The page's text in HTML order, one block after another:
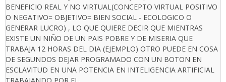
BENEFICIO REAL Y NO VIRTUAL(CONCEPTO VIRTUAL POSITIVO
O NEGATIVO= OBJETIVO= BIEN SOCIAL - ECOLOGICO O
GENERAR LUCRO) , LO QUE QUIERE DECIR QUE MIENTRAS
EXISTE UN NIÑO DE UN PAIS POBRE Y DE MISERIA QUE
TRABAJA 12 HORAS DEL DIA (EJEMPLO) OTRO PUEDE EN COSA
DE SEGUNDOS DEJAR PROGRAMADO CON UN BOTON EN
ESCLAVITUD EN UNA POTENCIA EN INTELIGENCIA ARTIFICIAL